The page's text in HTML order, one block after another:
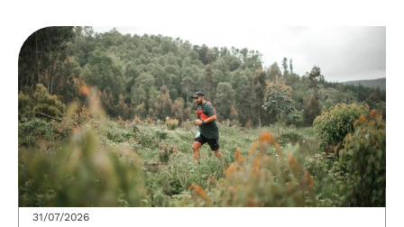
31/07/2026